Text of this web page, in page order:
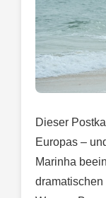
Dieser
Europas –
Marinha